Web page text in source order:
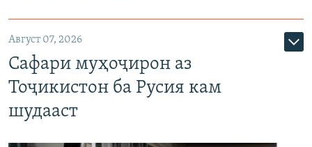
Август 07, 2026
Сафари муҳоҷирон аз
Тоҷикистон ба Русия кам
шудааст